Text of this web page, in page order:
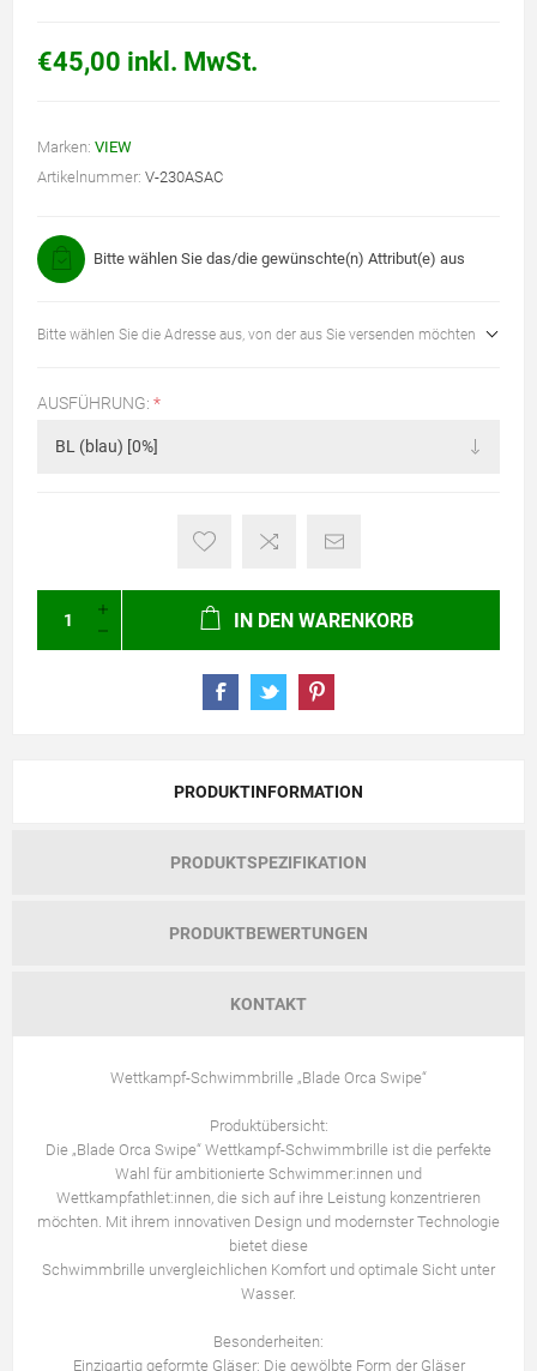
€45,00 inkl. MwSt.
Marken: VIEW
Artikelnummer: V-230ASAC
Bitte wählen Sie das/die gewünschte(n) Attribut(e) aus
Bitte wählen Sie die Adresse aus, von der aus Sie versenden möchten
AUSFÜHRUNG: *
IN DEN WARENKORB
PRODUKTINFORMATION
PRODUKTSPEZIFIKATION
PRODUKTBEWERTUNGEN
KONTAKT
Wettkampf-Schwimmbrille „Blade Orca Swipe“
Produktübersicht:
Die „Blade Orca Swipe“ Wettkampf-Schwimmbrille ist die perfekte
Wahl für ambitionierte Schwimmer:innen und
Wettkampfathlet:innen, die sich auf ihre Leistung konzentrieren
möchten. Mit ihrem innovativen Design und modernster Technologie
bietet diese
Schwimmbrille unvergleichlichen Komfort und optimale Sicht unter
Wasser.
Besonderheiten:
Einzigartig geformte Gläser: Die gewölbte Form der Gläser